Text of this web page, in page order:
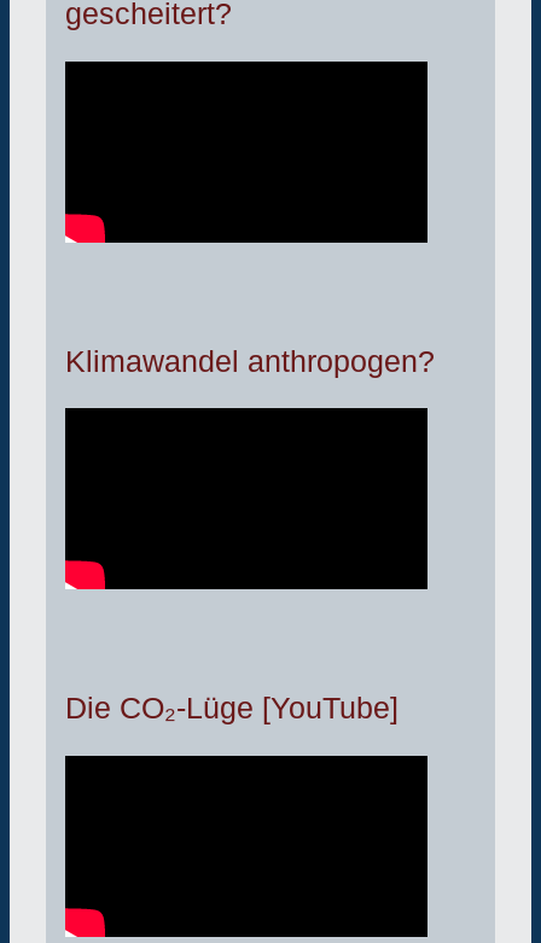
gescheitert?
Klimawandel anthropogen?
Die CO₂-Lüge [YouTube]